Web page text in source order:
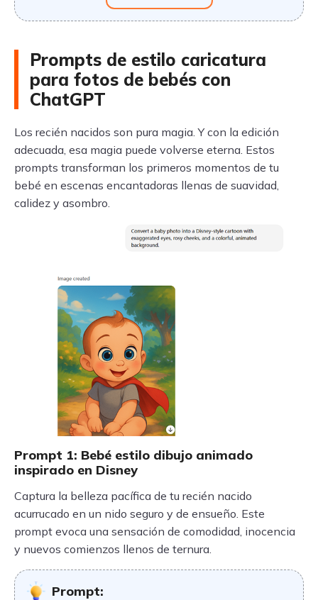
Prompts de estilo caricatura
para fotos de bebés con
ChatGPT
Los recién nacidos son pura magia. Y con la edición
adecuada, esa magia puede volverse eterna. Estos
prompts transforman los primeros momentos de tu
bebé en escenas encantadoras llenas de suavidad,
calidez y asombro.
Prompt 1: Bebé estilo dibujo animado
inspirado en Disney
Captura la belleza pacífica de tu recién nacido
acurrucado en un nido seguro y de ensueño. Este
prompt evoca una sensación de comodidad, inocencia
y nuevos comienzos llenos de ternura.
Prompt: